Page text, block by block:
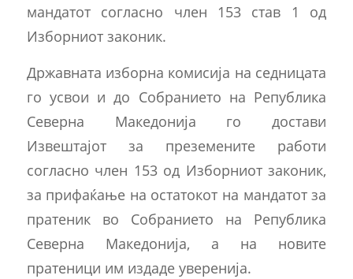
мандатот согласно член 153 став 1 од
Изборниот законик.
Државната изборна комисија на седницата
го усвои и до Собранието на Република
Северна Македонија го достави
Извештајот за преземените работи
согласно член 153 од Изборниот законик,
за прифаќање на остатокот на мандатот за
пратеник во Собранието на Република
Северна Македонија, а на новите
пратеници им издаде уверенија.